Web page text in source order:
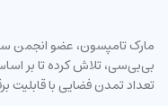
مارک تامپسون، عضو انجمن
بی‌بی‌سی، تلاش کرده تا بر
تعداد تمدن فضایی با قابلیت